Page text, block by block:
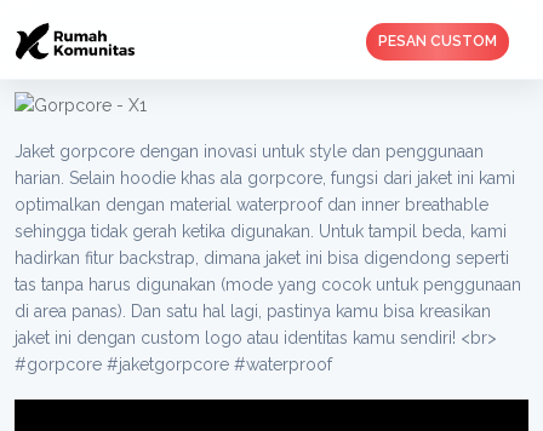
PESAN CUSTOM
Jaket gorpcore dengan inovasi untuk style dan penggunaan
harian. Selain hoodie khas ala gorpcore, fungsi dari jaket ini kami
optimalkan dengan material waterproof dan inner breathable
sehingga tidak gerah ketika digunakan. Untuk tampil beda, kami
hadirkan fitur backstrap, dimana jaket ini bisa digendong seperti
tas tanpa harus digunakan (mode yang cocok untuk penggunaan
di area panas). Dan satu hal lagi, pastinya kamu bisa kreasikan
jaket ini dengan custom logo atau identitas kamu sendiri! <br>
#gorpcore #jaketgorpcore #waterproof